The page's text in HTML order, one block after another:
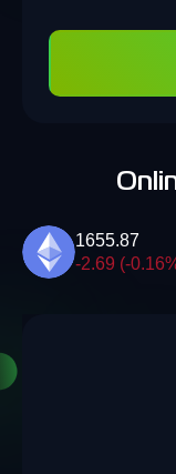
1655.87
-2.69 (-